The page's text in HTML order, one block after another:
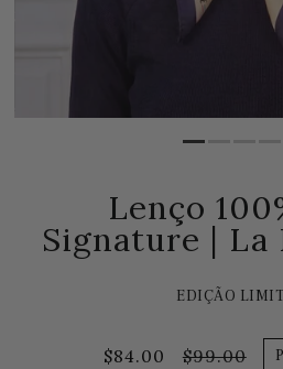
Lenço
Signature | La
EDIÇÃO
$84.00 $99.00